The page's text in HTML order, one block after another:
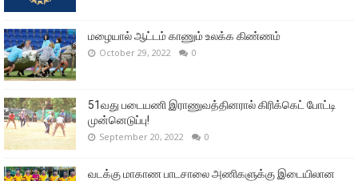
மழையால் ஆட்டம் காணும் உலக்க கிண்ணம்
October 29, 2022 0
51வது படையணி இராணுவத்தினரால் கிரிக்கெட் போட்டி
முன்னெடுப்பு!
September 20, 2022 0
வடக்கு மாகாண பாடசாலை அணிகளுக்கு இடையிலான